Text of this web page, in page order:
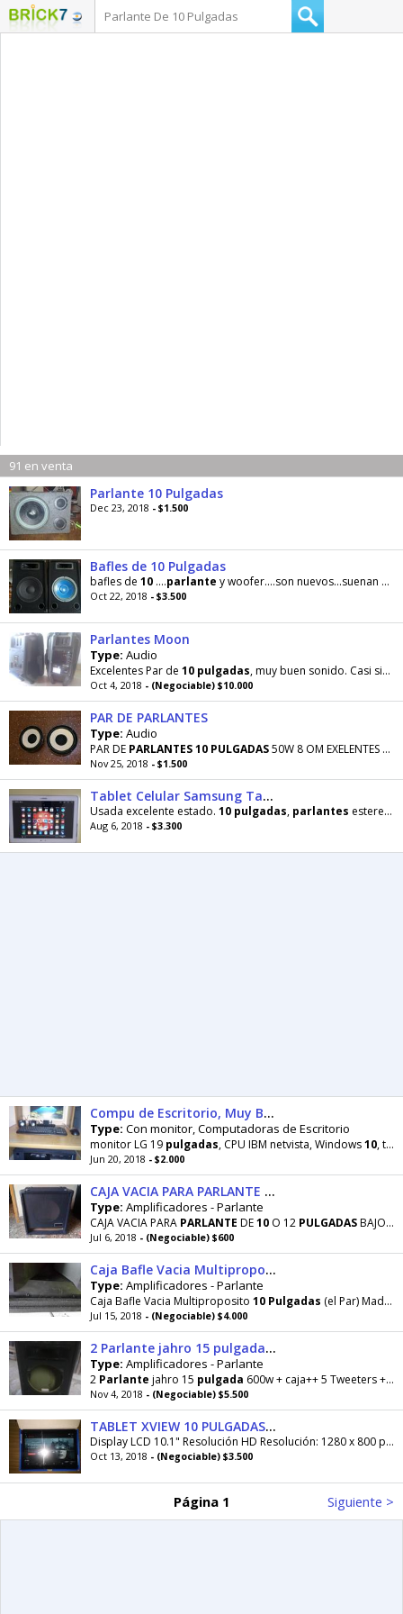
91 en venta
Parlante 10 Pulgadas
Dec 23, 2018 - $1.500
Bafles de 10 Pulgadas
bafles de 10 ....parlante y woofer....son nuevos...suenan muy bien... Whatsapp 1556142104
Oct 22, 2018 - $3.500
Parlantes Moon
Type: Audio
Excelentes Par de 10 pulgadas, muy buen sonido. Casi sin uso !!
Oct 4, 2018 - (Negociable) $10.000
PAR DE PARLANTES
Type: Audio
PAR DE PARLANTES10 PULGADAS50W 8 OM EXELENTES REMATO $1500 X LOS DOS - PERMUTO
Nov 25, 2018 - $1.500
Tablet Celular Samsung Tab 2 3g
Usada excelente estado. 10 pulgadas, parlantes estereo, todas las funciones de celular. Whatsapp
Aug 6, 2018 - $3.300
Compu de Escritorio, Muy Buen Estado
Type: Con monitor, Computadoras de Escritorio
monitor LG 19 pulgadas, CPU IBM netvista, Windows10, teclado mouse y
Jun 20, 2018 - $2.000
CAJA VACIA PARA PARLANTE DE 10 O 12 PULGADAS NO peavey fender squier mackie shure boss korg roland vox epiphone gibson
Type: Amplificadores - Parlante
CAJA VACIA PARA PARLANTE DE10 O 12 PULGADASBAJO O GUITARRA TECLADOS ETC.. WHASA 1170976605
Jul 6, 2018 - (Negociable) $600
Caja Bafle Vacia Multiproposito 10 Pulgadas el Par
Type: Amplificadores - Parlante
Caja Bafle Vacia Multiproposito 10 Pulgadas (el Par) Madera Multilaminado 18mm Son cajas-monitor
Jul 15, 2018 - (Negociable) $4.000
2 Parlante jahro 15 pulgada 600w caja 5 Tweeters 1 Bocinas
Type: Amplificadores - Parlante
2 Parlante jahro 15 pulgada 600w + caja++ 5 Tweeters + 1 Bocinas todo completo pido 5.500 se retira
Nov 4, 2018 - (Negociable) $5.500
TABLET XVIEW 10 PULGADAS HD 16GB
Display LCD 10.1" Resolución HD Resolución: 1280 x 800 pixeles Mirá imágenes más claras. Gracias a su pantalla de gran contraste y brillo, nunca...
Oct 13, 2018 - (Negociable) $3.500
Página 1 Siguiente >